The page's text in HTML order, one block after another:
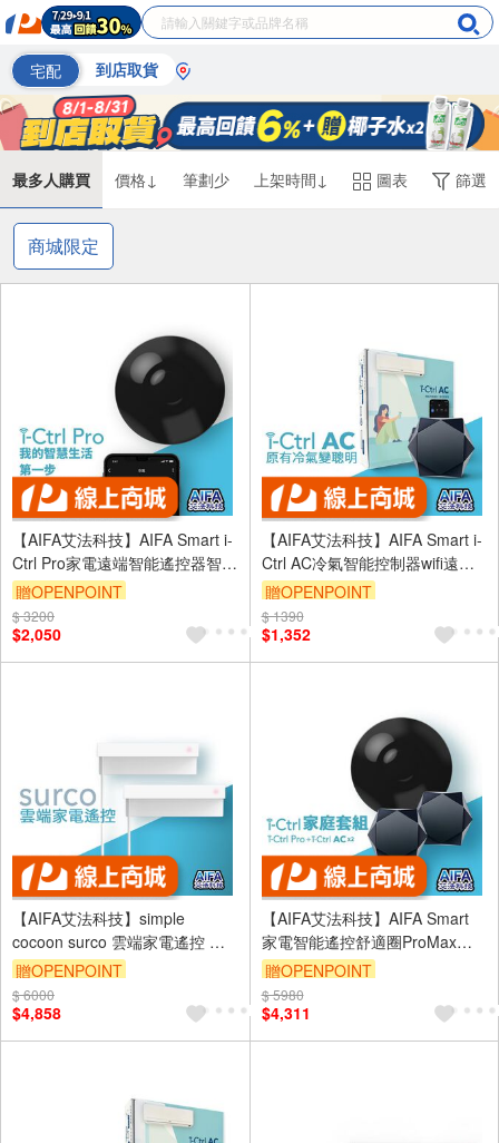
宅配 到店取貨
最多人購買 價格↓ 筆劃少 上架時間↓ 圖表 篩選
商城限定
【AIFA艾法科技】AIFA Smart i-
Ctrl Pro家電遠端智能遙控器智慧
家庭冷氣風扇手機app遠端遙控
CCAJ16LP3600T1
贈OPENPOINT
$ 3200
$2,050
【AIFA艾法科技】AIFA Smart i-
Ctrl AC冷氣智能控制器wifi遠端
遙控手機app空調冷氣智慧遙控
艾法科技CCAJ16LP3600T1
贈OPENPOINT
$ 1390
$1,352
【AIFA艾法科技】simple
cocoon surco 雲端家電遙控 手
機app遠控【雙入組】
CCAJ16LP3600T1
贈OPENPOINT
$ 6000
$4,858
【AIFA艾法科技】AIFA Smart
家電智能遙控舒適圈ProMax組
合app手機遙控變身智慧冷氣空
調電視機上盒
CCAJ16LP3600T1
贈OPENPOINT
$ 5980
$4,311